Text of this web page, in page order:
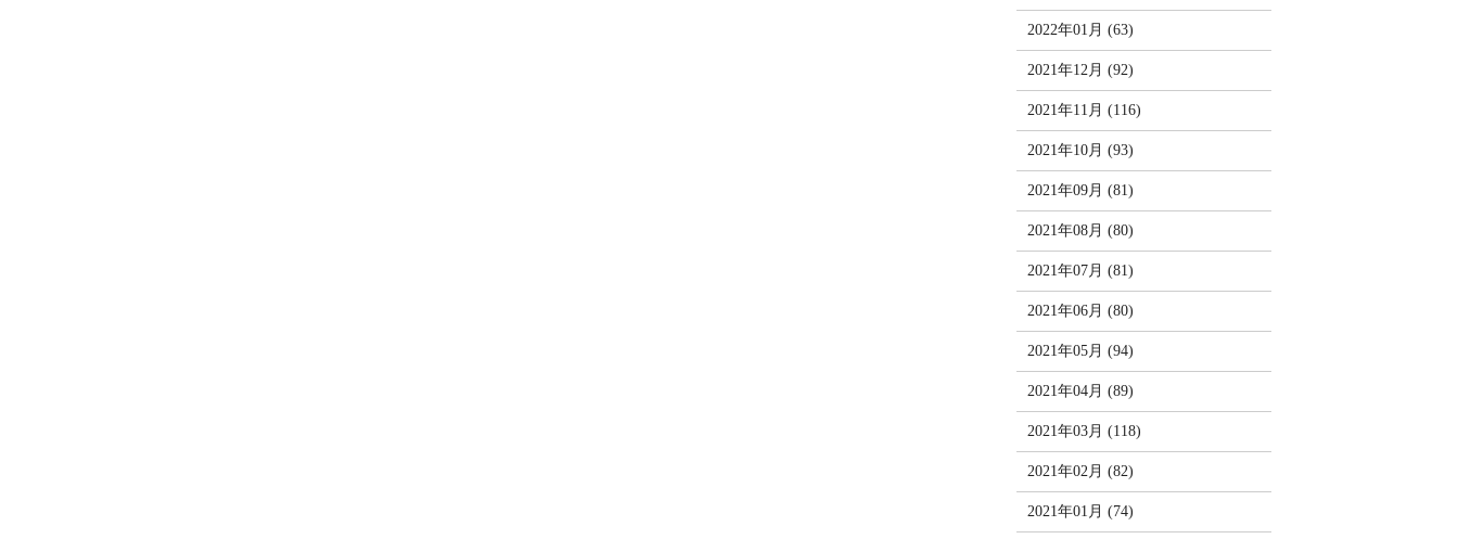
2022年01月 (63)
2021年12月 (92)
2021年11月 (116)
2021年10月 (93)
2021年09月 (81)
2021年08月 (80)
2021年07月 (81)
2021年06月 (80)
2021年05月 (94)
2021年04月 (89)
2021年03月 (118)
2021年02月 (82)
2021年01月 (74)